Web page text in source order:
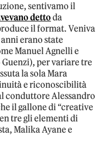
sentivamo il
dettoda
il format. Veniva
erano state
Manuel Agnelli e
per variare tre
la sola Mara
e riconoscibilità
conduttore Alessandro
il gallone di “creative
tre gli elementi di
Malika Ayane e